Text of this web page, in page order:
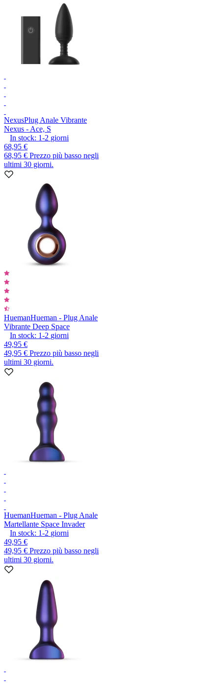
NexusPlug Anale Vibrante
Nexus - Ace, S
In stock: 1-2 giorni
68,95 €
68,95 € Prezzo più basso negli
ultimi 30 giorni.
HuemanHueman - Plug Anale
Vibrante Deep Space
In stock: 1-2 giorni
49,95 €
49,95 € Prezzo più basso negli
ultimi 30 giorni.
HuemanHueman - Plug Anale
Martellante Space Invader
In stock: 1-2 giorni
49,95 €
49,95 € Prezzo più basso negli
ultimi 30 giorni.